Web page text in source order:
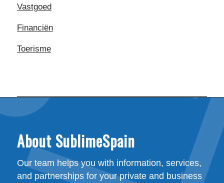
Vastgoed
Financiën
Toerisme
About SublimeSpain
Our team helps you with information, services,
and partnerships for your private and business